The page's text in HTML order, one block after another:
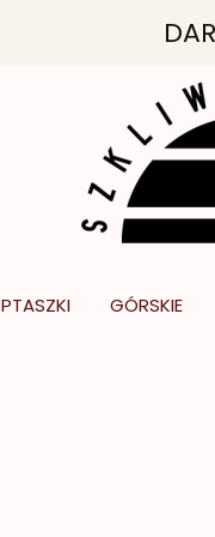
PTASZKI GÓRSKIE